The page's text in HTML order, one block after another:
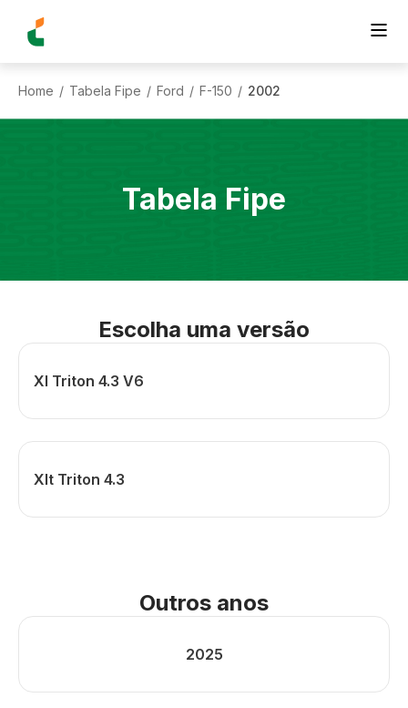
Home / Tabela Fipe / Ford / F-150 / 2002
Tabela Fipe
Escolha uma versão
Xl Triton 4.3 V6
Xlt Triton 4.3
Outros anos
2025